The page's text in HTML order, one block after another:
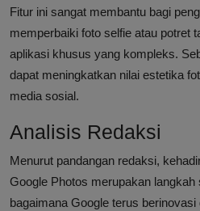
Fitur ini sangat membantu bagi
memperbaiki foto selfie atau potret
aplikasi khusus yang kompleks.
dapat meningkatkan nilai estetika
media sosial.
Analisis Redaksi
Menurut pandangan redaksi,
Google Photos merupakan
bagaimana Google terus